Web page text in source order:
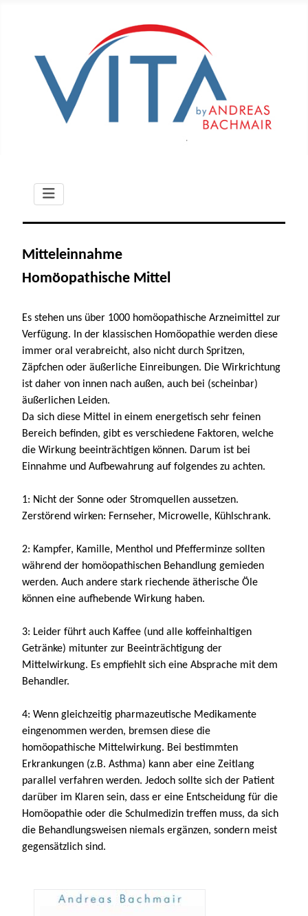
Mitteleinnahme
Homöopathische Mittel
Es stehen uns über 1000 homöopathische Arzneimittel zur
Verfügung. In der klassischen Homöopathie werden diese
immer oral verabreicht, also nicht durch Spritzen,
Zäpfchen oder äußerliche Einreibungen. Die Wirkrichtung
ist daher von innen nach außen, auch bei (scheinbar)
äußerlichen Leiden.
Da sich diese Mittel in einem energetisch sehr feinen
Bereich befinden, gibt es verschiedene Faktoren, welche
die Wirkung beeinträchtigen können. Darum ist bei
Einnahme und Aufbewahrung auf folgendes zu achten.
1: Nicht der Sonne oder Stromquellen aussetzen.
Zerstörend wirken: Fernseher, Microwelle, Kühlschrank.
2: Kampfer, Kamille, Menthol und Pfefferminze sollten
während der homöopathischen Behandlung gemieden
werden. Auch andere stark riechende ätherische Öle
können eine aufhebende Wirkung haben.
3: Leider führt auch Kaffee (und alle koffeinhaltigen
Getränke) mitunter zur Beeinträchtigung der
Mittelwirkung. Es empfiehlt sich eine Absprache mit dem
Behandler.
4: Wenn gleichzeitig pharmazeutische Medikamente
eingenommen werden, bremsen diese die
homöopathische Mittelwirkung. Bei bestimmten
Erkrankungen (z.B. Asthma) kann aber eine Zeitlang
parallel verfahren werden. Jedoch sollte sich der Patient
darüber im Klaren sein, dass er eine Entscheidung für die
Homöopathie oder die Schulmedizin treffen muss, da sich
die Behandlungsweisen niemals ergänzen, sondern meist
gegensätzlich sind.